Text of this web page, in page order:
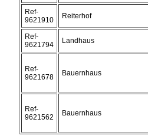
Ref-
9621910
Reiterhof
Ref-
9621794
Landhaus
Ref-
9621678
Bauernhaus
Ref-
9621562
Bauernhaus